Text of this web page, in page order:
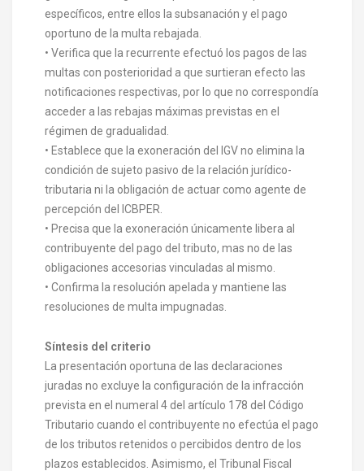
específicos, entre ellos la subsanación y el pago
oportuno de la multa rebajada.
• Verifica que la recurrente efectuó los pagos de las
multas con posterioridad a que surtieran efecto las
notificaciones respectivas, por lo que no correspondía
acceder a las rebajas máximas previstas en el
régimen de gradualidad.
• Establece que la exoneración del IGV no elimina la
condición de sujeto pasivo de la relación jurídico-
tributaria ni la obligación de actuar como agente de
percepción del ICBPER.
• Precisa que la exoneración únicamente libera al
contribuyente del pago del tributo, mas no de las
obligaciones accesorias vinculadas al mismo.
• Confirma la resolución apelada y mantiene las
resoluciones de multa impugnadas.
Síntesis del criterio
La presentación oportuna de las declaraciones
juradas no excluye la configuración de la infracción
prevista en el numeral 4 del artículo 178 del Código
Tributario cuando el contribuyente no efectúa el pago
de los tributos retenidos o percibidos dentro de los
plazos establecidos. Asimismo, el Tribunal Fiscal